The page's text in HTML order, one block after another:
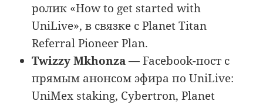
ролик «How to get started with
UniLive», в связке с Planet Titan
Referral Pioneer Plan.
Twizzy Mkhonza— Facebook-пост с
прямым анонсом эфира по UniLive:
UniMex staking, Cybertron, Planet